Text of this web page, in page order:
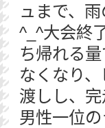
ュまで、
^_^大会終
ち帰れる
なくなり
渡しし、
男性一位